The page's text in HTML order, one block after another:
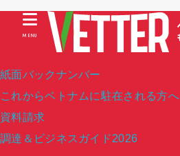
紙面バックナンバー
これからベトナムに駐在される方へ
資料請求
調達＆ビジネスガイド2026
MENU